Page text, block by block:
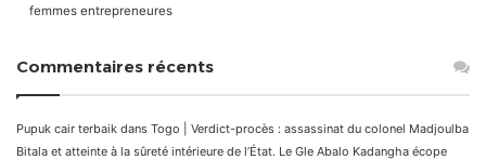
femmes entrepreneures
Commentaires récents
Pupuk cair terbaik dans Togo | Verdict-procès : assassinat du colonel Madjoulba
Bitala et atteinte à la sûreté intérieure de l’État. Le Gle Abalo Kadangha écope